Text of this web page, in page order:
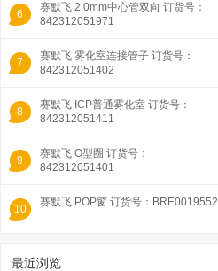
6
赛默飞 2.0mm中心管双向 订货号：
842312051971
7
赛默飞 雾化室连接管子 订货号：
842312051402
8
赛默飞 ICP普通雾化室 订货号：
842312051411
9
赛默飞 O型圈 订货号：
842312051401
10
赛默飞 POP窗 订货号：BRE0019552
最近浏览